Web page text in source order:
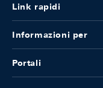
Link rapidi
Informazioni per
Portali